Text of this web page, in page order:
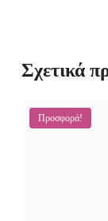
Σχετικά
Προσφορά!